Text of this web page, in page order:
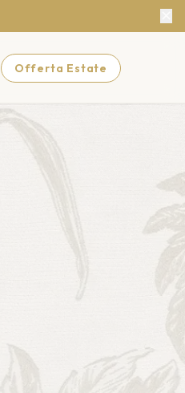
Offerta Estate